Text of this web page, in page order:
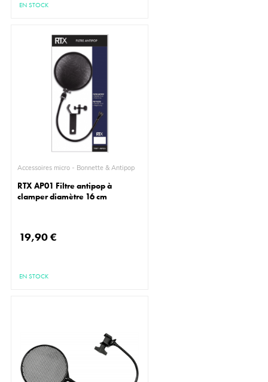
EN STOCK
Accessoires micro - Bonnette & Antipop
RTX AP01 Filtre antipop à
clamper diamètre 16 cm
19,90 €
EN STOCK